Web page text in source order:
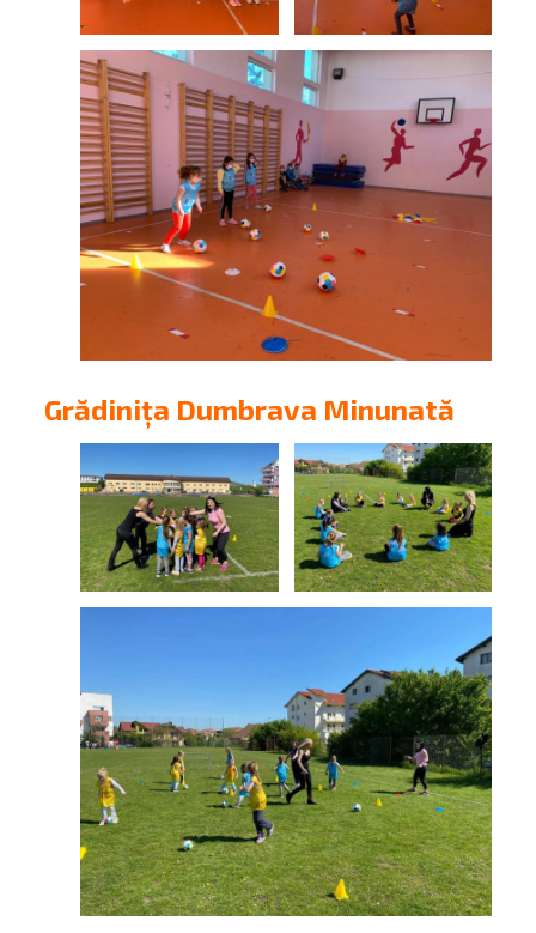
Grădinița Dumbrava Minunată